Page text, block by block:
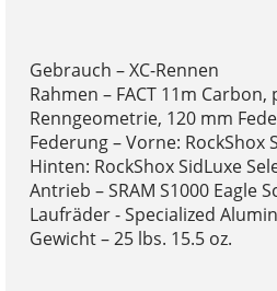
Gebrauch – XC-Rennen
Rahmen – FACT 11m Carbon,
Renngeometrie, 120 mm
Federung – Vorne: RockShox
Hinten: RockShox SidLuxe
Antrieb – SRAM S1000 Eagle
Laufräder - Specialized
Gewicht – 25 lbs. 15.5 oz.